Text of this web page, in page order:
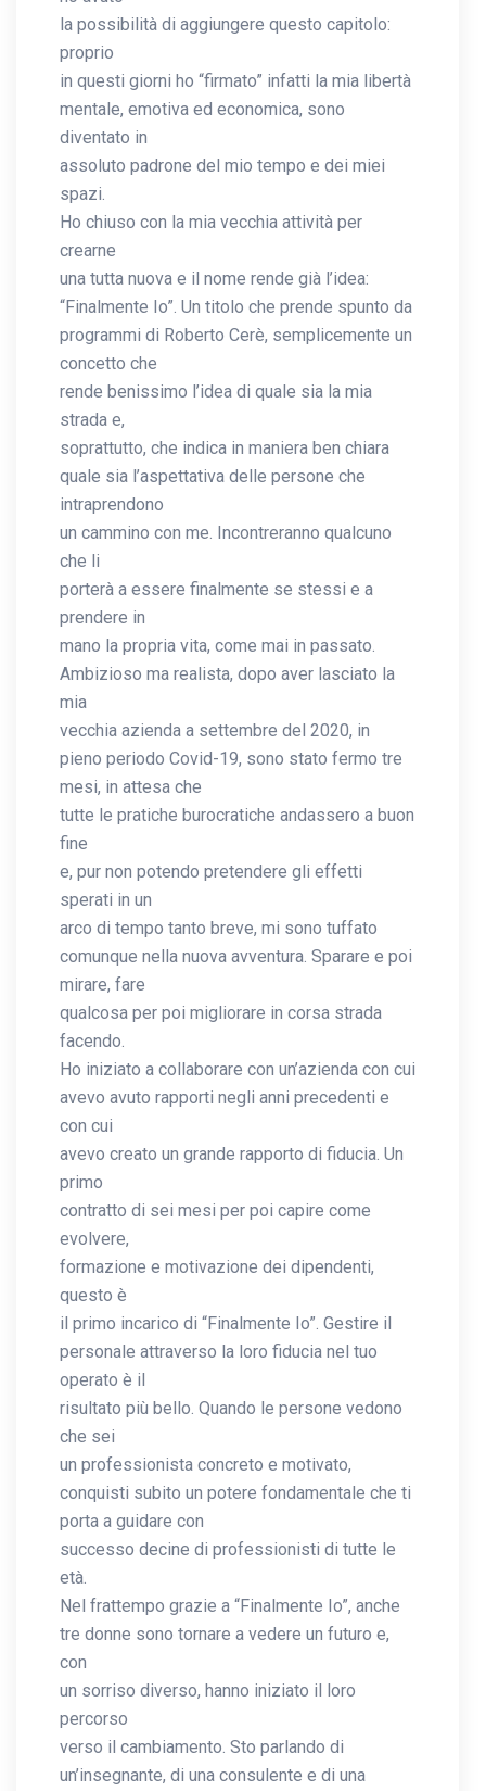
la possibilità di aggiungere questo capitolo:
proprio
in questi giorni ho “firmato” infatti la mia libertà
mentale, emotiva ed economica, sono
diventato in
assoluto padrone del mio tempo e dei miei
spazi.
Ho chiuso con la mia vecchia attività per
crearne
una tutta nuova e il nome rende già l’idea:
“Finalmente Io”. Un titolo che prende spunto da
programmi di Roberto Cerè, semplicemente un
concetto che
rende benissimo l’idea di quale sia la mia
strada e,
soprattutto, che indica in maniera ben chiara
quale sia l’aspettativa delle persone che
intraprendono
un cammino con me. Incontreranno qualcuno
che li
porterà a essere finalmente se stessi e a
prendere in
mano la propria vita, come mai in passato.
Ambizioso ma realista, dopo aver lasciato la
mia
vecchia azienda a settembre del 2020, in
pieno periodo Covid-19, sono stato fermo tre
mesi, in attesa che
tutte le pratiche burocratiche andassero a buon
fine
e, pur non potendo pretendere gli effetti
sperati in un
arco di tempo tanto breve, mi sono tuffato
comunque nella nuova avventura. Sparare e poi
mirare, fare
qualcosa per poi migliorare in corsa strada
facendo.
Ho iniziato a collaborare con un’azienda con cui
avevo avuto rapporti negli anni precedenti e
con cui
avevo creato un grande rapporto di fiducia. Un
primo
contratto di sei mesi per poi capire come
evolvere,
formazione e motivazione dei dipendenti,
questo è
il primo incarico di “Finalmente Io”. Gestire il
personale attraverso la loro fiducia nel tuo
operato è il
risultato più bello. Quando le persone vedono
che sei
un professionista concreto e motivato,
conquisti subito un potere fondamentale che ti
porta a guidare con
successo decine di professionisti di tutte le
età.
Nel frattempo grazie a “Finalmente Io”, anche
tre donne sono tornare a vedere un futuro e,
con
un sorriso diverso, hanno iniziato il loro
percorso
verso il cambiamento. Sto parlando di
un’insegnante, di una consulente e di una